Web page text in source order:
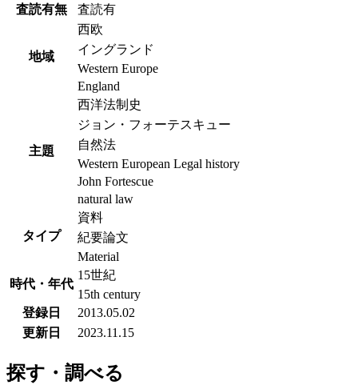
査読有無
査読有
地域
西欧
イングランド
Western Europe
England
主題
西洋法制史
ジョン・フォーテスキュー
自然法
Western European Legal history
John Fortescue
natural law
タイプ
資料
紀要論文
Material
時代・年代
15世紀
15th century
登録日
2013.05.02
更新日
2023.11.15
探す・調べる